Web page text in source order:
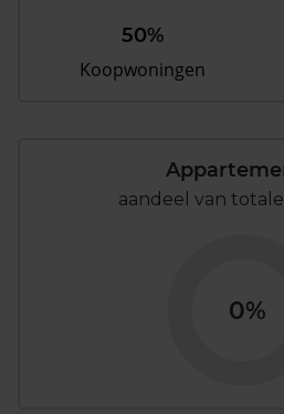
50%
Koopwoningen
aandeel van
0%